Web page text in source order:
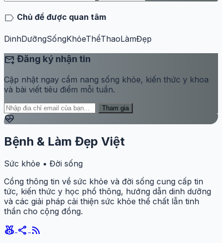
label Chủ đề được quan tâm
DinhDưỡngSốngKhỏeThểThaoLàmĐẹp
forward_to_inbox Đăng ký nhận tin
Cập nhật ngay cẩm nang sống khỏe, kiến thức y khoa
và bài viết tiêu điểm mỗi tuần.
Tham gia
ecg_heart
Bệnh & Làm Đẹp Việt
Sức khỏe • Đời sống
Cổng thông tin về sức khỏe và đời sống cung cấp tin
tức, kiến thức y học phổ thông, hướng dẫn dinh dưỡng
và các giải pháp cải thiện sức khỏe thể chất lẫn tinh
thần cho cộng đồng.
social_leaderboard share rss_feed